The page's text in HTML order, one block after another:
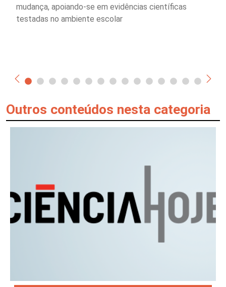
mudança, apoiando-se em evidências científicas
testadas no ambiente escolar
Outros conteúdos nesta categoria